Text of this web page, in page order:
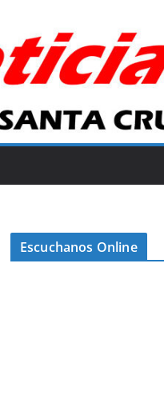
Escuchanos Online